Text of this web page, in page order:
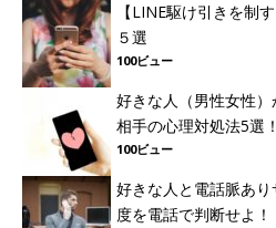
【LINE駆け引きを制
５選
100ビュー
好きな人（男性女性
相手の心理対処法5選！
100ビュー
好きな人と電話脈あ
度を電話で判断せよ！